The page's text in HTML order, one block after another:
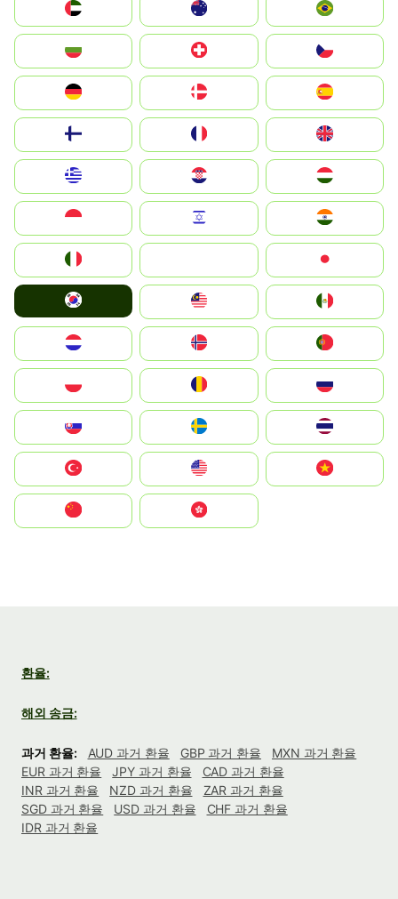
الإمارات العربية المتحدة
Switzerland
Deutschland
United Kingdom
Magyarország
South Korea
United States
中國香港特別行政區
환율:
해외 송금:
과거 환율: AUD 과거 환율 GBP 과거 환율
MXN 과거 환율
EUR 과거 환율
JPY 과거 환율
CAD 과거 환율
INR 과거 환율
NZD 과거 환율
ZAR 과거 환율
SGD 과거 환율
USD 과거 환율
CHF 과거 환율
IDR 과거 환율